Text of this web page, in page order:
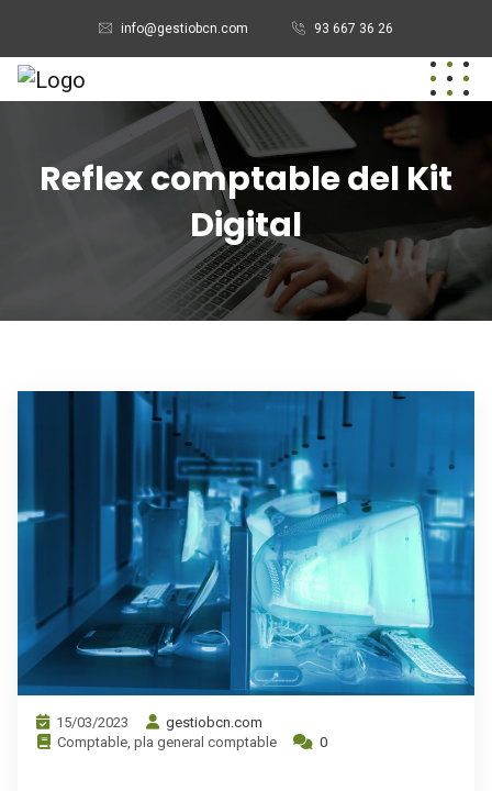
info@gestiobcn.com 93 667 36 26
Reflex comptable del Kit
Digital
15/03/2023
gestiobcn.com
Comptable, pla general comptable 0